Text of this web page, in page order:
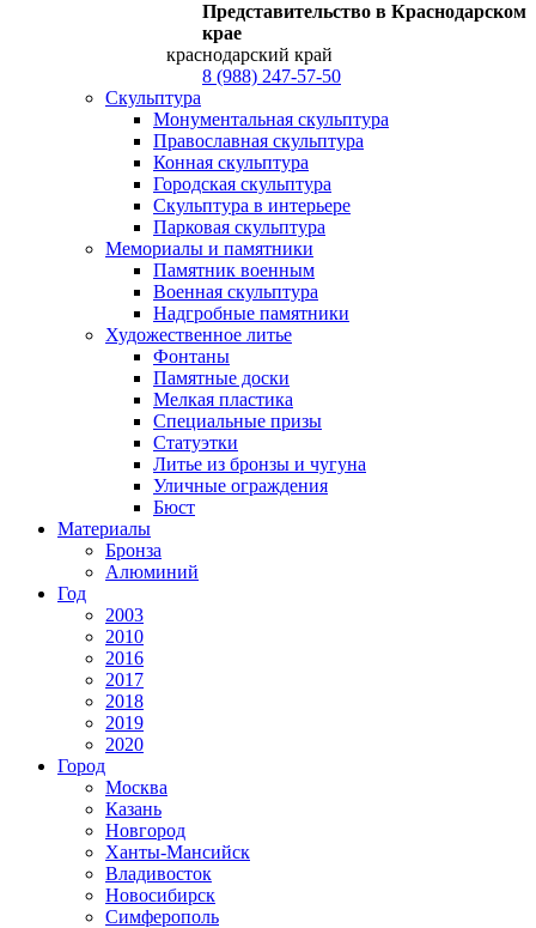
Представительство в Краснодарском
крае
краснодарский край
8 (988) 247-57-50
Скульптура
Монументальная скульптура
Православная скульптура
Конная скульптура
Городская скульптура
Скульптура в интерьере
Парковая скульптура
Мемориалы и памятники
Памятник военным
Военная скульптура
Надгробные памятники
Художественное литье
Фонтаны
Памятные доски
Мелкая пластика
Специальные призы
Статуэтки
Литье из бронзы и чугуна
Уличные ограждения
Бюст
Материалы
Бронза
Алюминий
Год
2003
2010
2016
2017
2018
2019
2020
Город
Москва
Казань
Новгород
Ханты-Мансийск
Владивосток
Новосибирск
Симферополь